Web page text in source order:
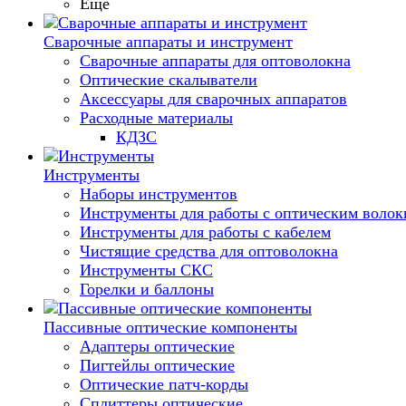
Еще
Сварочные аппараты и инструмент
Сварочные аппараты для оптоволокна
Оптические скалыватели
Аксессуары для сварочных аппаратов
Расходные материалы
КДЗС
Инструменты
Наборы инструментов
Инструменты для работы с оптическим
Инструменты для работы с кабелем
Чистящие средства для оптоволокна
Инструменты СКС
Горелки и баллоны
Пассивные оптические компоненты
Адаптеры оптические
Пигтейлы оптические
Оптические патч-корды